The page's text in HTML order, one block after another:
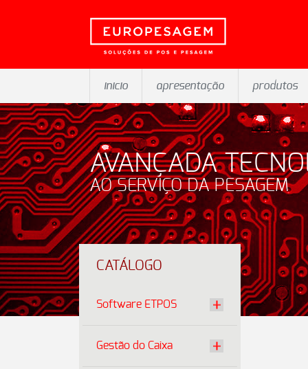
inicio apresentação produtos
AVANÇADA
AO SERVIÇO DA PESAGEM
CATÁLOGO
Software ETPOS
Gestão do Caixa